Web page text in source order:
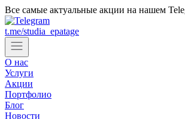
Все самые актуальные акции на нашем
t.me/studia_epatage
О нас
Услуги
Акции
Портфолио
Блог
Новости